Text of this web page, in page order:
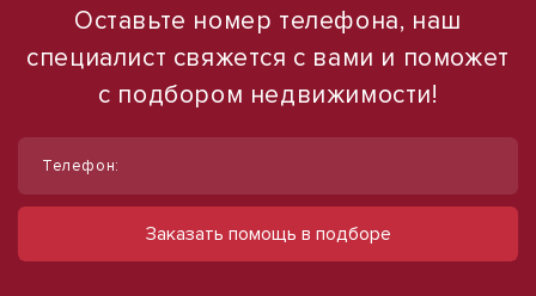
Оставьте номер телефона, наш
специалист свяжется с вами и поможет
с подбором недвижимости!
Телефон:
Заказать помощь в подборе